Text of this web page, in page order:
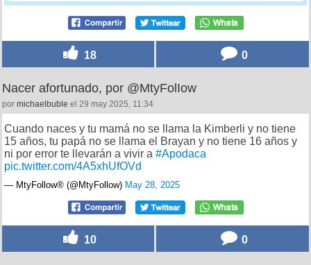
18 0
Nacer afortunado, por @MtyFolIow
por michaelbuble el 29 may 2025, 11:34
Cuando naces y tu mamá no se llama la Kimberli y no tiene
15 años, tu papá no se llama el Brayan y no tiene 16 años y
ni por error te llevarán a vivir a #Apodaca
pic.twitter.com/4A5xhUfOVd
— MtyFollow® (@MtyFollow) May 28, 2025
10 0